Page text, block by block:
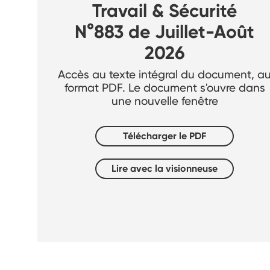
Travail & Sécurité
N°883 de Juillet-Août
2026
Accès au texte intégral du document,
format PDF. Le document s'ouvre dans
une nouvelle fenêtre
Télécharger le PDF
Lire avec la visionneuse